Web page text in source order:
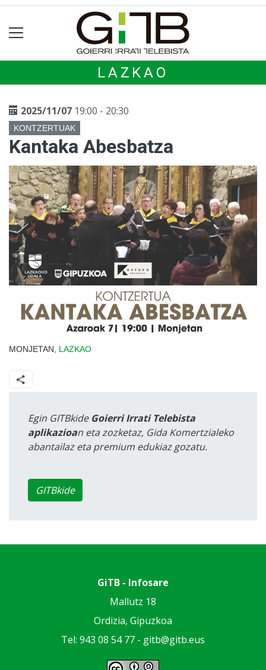
LAZKAO
2025/11/07 19:00 - 20:30
KONTZERTUAK
Kantaka Abesbatza
MONJETAN, LAZKAO
Egin GITBkide Goierri Irrati Telebista
aplikazioan eta zozketaz, Gida Komertzialeko
abantailaz eta premium edukiaz gozatu.
GITBkide
GiTB - Infosare
Mallutz 18
Ordizia, Gipuzkoa
Tel: 943 08 54 77 - gitb@gitb.eus